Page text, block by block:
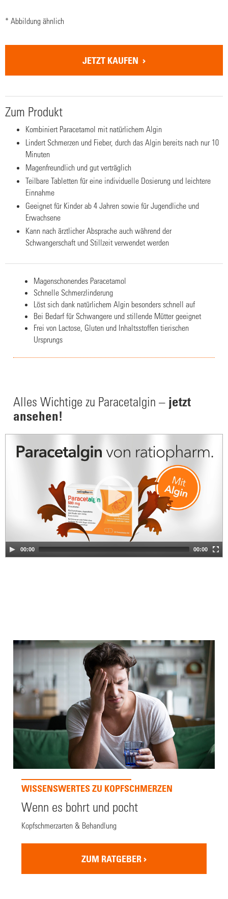
* Abbildung ähnlich
JETZT KAUFEN
Zum Produkt
Kombiniert Paracetamol mit natürlichem Algin
Lindert Schmerzen und Fieber, durch das Algin bereits nach nur 10
Minuten
Magenfreundlich und gut verträglich
Teilbare Tabletten für eine individuelle Dosierung und leichtere
Einnahme
Geeignet für Kinder ab 4 Jahren sowie für Jugendliche und
Erwachsene
Kann nach ärztlicher Absprache auch während der
Schwangerschaft und Stillzeit verwendet werden
Magenschonendes Paracetamol
Schnelle Schmerzlinderung
Löst sich dank natürlichem Algin besonders schnell auf
Bei Bedarf für Schwangere und stillende Mütter geeignet
Frei von Lactose, Gluten und Inhaltsstoffen tierischen
Ursprungs
Alles Wichtige zu Paracetalgin – jetzt
ansehen!
Player
00:00 00:00
WISSENSWERTES ZU KOPFSCHMERZEN
Wenn es bohrt und pocht
Kopfschmerzarten & Behandlung
ZUM RATGEBER